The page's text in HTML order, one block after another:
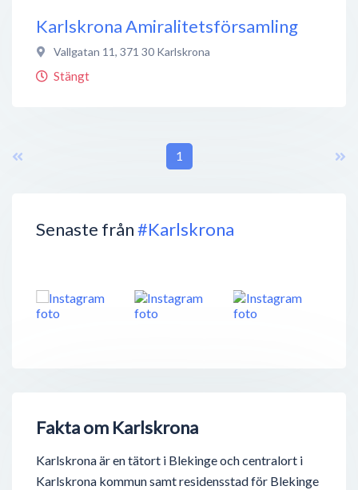
Senaste från#Karlskrona
Fakta om Karlskrona
Karlskrona är en tätort i Blekinge och centralort i
Karlskrona kommun samt residensstad för Blekinge
Karlskrona Amiralitetsförsamling
Vallgatan 11, 371 30 Karlskrona
Stängt
1